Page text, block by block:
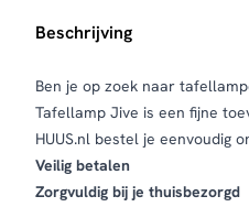
Beschrijving
Ben je op zoek naar
Tafellamp Jive is een fijne
HUUS.nl bestel je eenvoudig
Veilig betalen
Zorgvuldig bij je thuisbezorgd